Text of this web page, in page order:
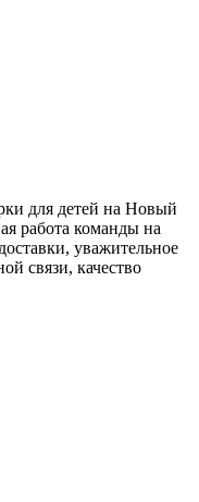
для детей на Новый
работа команды на
уважительное
связи, качество